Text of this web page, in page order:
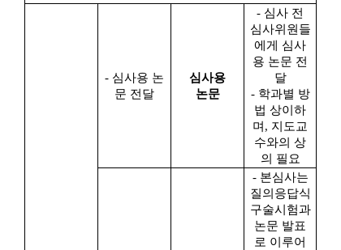
- 심사용 논
문 전달
심사용
논문
- 심사 전
심사위원들
에게 심사
용 논문 전
달
- 학과별 방
법 상이하
며 , 지도교
수와의 상
의 필요
- 본심사는
질의응답식
구술시험과
논문 발표
로 이루어